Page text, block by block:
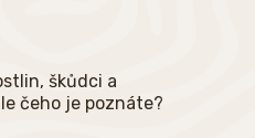
škůdci a
čeho je poznáte?